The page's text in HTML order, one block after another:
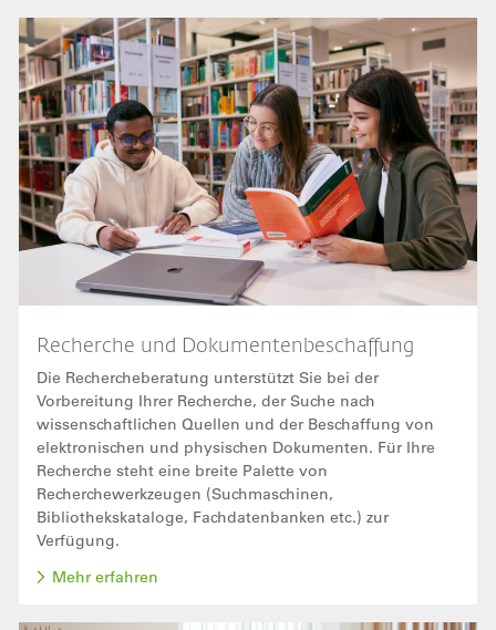
Bild
Recherche und Dokumentenbeschaffung
Die Rechercheberatung unterstützt Sie bei der
Vorbereitung Ihrer Recherche, der Suche nach
wissenschaftlichen Quellen und der Beschaffung von
elektronischen und physischen Dokumenten. Für Ihre
Recherche steht eine breite Palette von
Recherchewerkzeugen (Suchmaschinen,
Bibliothekskataloge, Fachdatenbanken etc.) zur
Verfügung.
Mehr erfahren